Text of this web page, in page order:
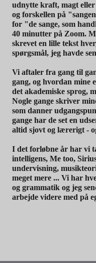
udnytte kraft, magt
og forskellen på
for "de sange, som
40 minutter på Zoom.
skrevet en lille tekst
spørgsmål, jeg havde
Vi aftaler fra gang til
gang, og hvordan mine
det akademiske sprog,
Nogle gange skriver
som danner
gange har de set en
altid sjovt og lærerigt -
I det forløbne år har vi
intelligens, Me too,
undervisning,
meget mere ... Vi har
og grammatik og jeg
arbejde videre med på